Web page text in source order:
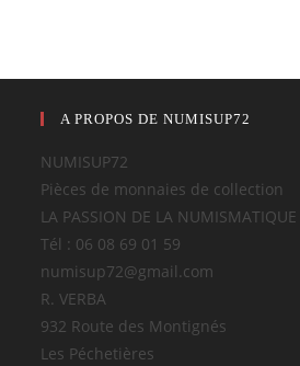
A PROPOS DE NUMISUP72
NUMISUP72
Pièces de monnaies de collection
LA PASSION DE LA NUMISMATIQUE
Tél : 06 08 69 01 59
numisup72@gmail.com
R. VERBA
932 Route des Montignés
Les Péchetières